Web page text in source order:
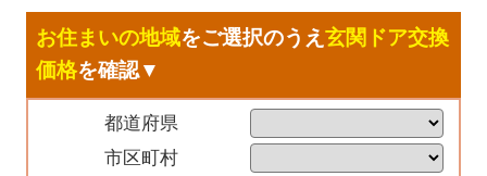
お住まいの地域をご選択のうえ玄関ドア交換
価格を確認▼
都道府県
市区町村